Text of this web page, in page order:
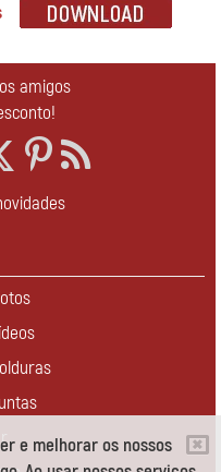
e melhorar os nossos
amigos